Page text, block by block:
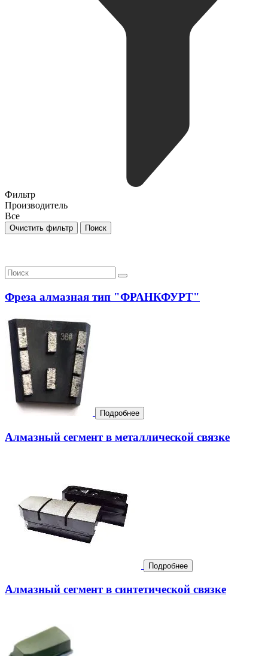
Фильтр
Производитель
Все
Фреза алмазная тип "ФРАНКФУРТ"
Подробнее
Алмазный сегмент в металлической связке
Подробнее
Алмазный сегмент в синтетической связке